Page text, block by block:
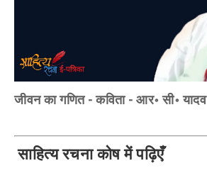
जीवन का गणित - कविता - आर॰ सी॰ यादव
साहित्य रचना कोष में पढ़िएँ